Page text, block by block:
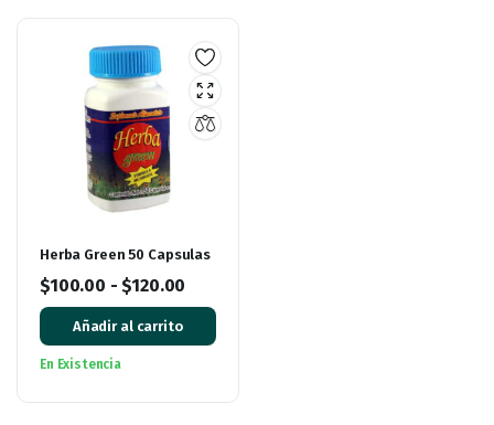
Herba Green 50 Capsulas
$100.00 -$120.00
Añadir al carrito
En Existencia